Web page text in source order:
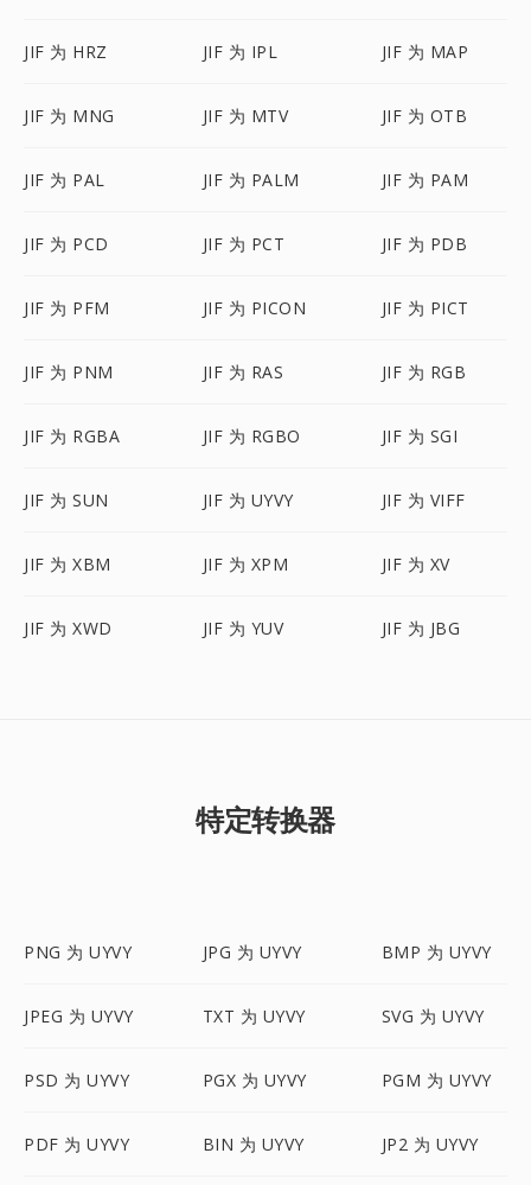
JIF 为 HRZ JIF 为 IPL JIF 为 MAP
JIF 为 MNG JIF 为 MTV JIF 为 OTB
JIF 为 PAL JIF 为 PALM JIF 为 PAM
JIF 为 PCD JIF 为 PCT JIF 为 PDB
JIF 为 PFM JIF 为 PICON JIF 为 PICT
JIF 为 PNM JIF 为 RAS JIF 为 RGB
JIF 为 RGBA JIF 为 RGBO JIF 为 SGI
JIF 为 SUN JIF 为 UYVY JIF 为 VIFF
JIF 为 XBM JIF 为 XPM JIF 为 XV
JIF 为 XWD JIF 为 YUV JIF 为 JBG
特定转换器
PNG 为 UYVY JPG 为 UYVY BMP 为 UYVY
JPEG 为 UYVY TXT 为 UYVY SVG 为 UYVY
PSD 为 UYVY PGX 为 UYVY PGM 为 UYVY
PDF 为 UYVY BIN 为 UYVY JP2 为 UYVY